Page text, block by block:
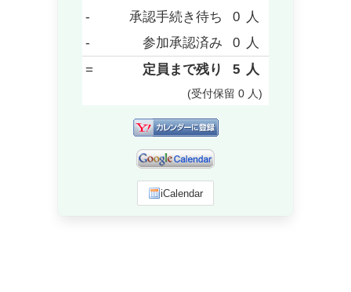
-
承認手続き待ち 0 人
-
参加承認済み 0 人
=
定員まで残り 5 人
(受付保留 0 人)
iCalendar